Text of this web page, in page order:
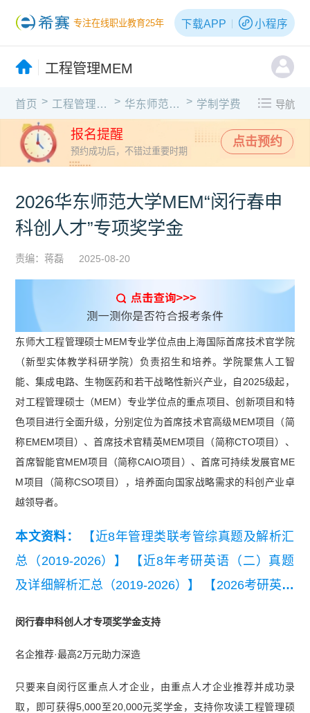
专注在线职业教育25年 下载APP 小程序
工程管理MEM
首页 > 工程管理MEM > 华东师范大学 > 学制学费 导航
报名提醒
预约成功后，不错过重要时期
点击预约
2026华东师范大学MEM“闵行春申
科创人才”专项奖学金
责编：蒋磊 2025-08-20
东师大工程管理硕士MEM专业学位点由上海国际首席技术官学院
（新型实体教学科研学院）负责招生和培养。学院聚焦人工智
能、集成电路、生物医药和若干战略性新兴产业，自2025级起，
对工程管理硕士（MEM）专业学位点的重点项目、创新项目和特
色项目进行全面升级，分别定位为首席技术官高级MEM项目（简
称EMEM项目）、首席技术官精英MEM项目（简称CTO项目）、
首席智能官MEM项目（简称CAIO项目）、首席可持续发展官ME
M项目（简称CSO项目），培养面向国家战略需求的科创产业卓
越领导者。
本文资料：
【近8年管理类联考管综真题及解析汇
总（2019-2026）】
【近8年考研英语（二）真题
及详细解析汇总（2019-2026）】
【2026考研英语
闵行春申科创人才专项奖学金支持
名企推荐·最高2万元助力深造
只要来自闵行区重点人才企业，由重点人才企业推荐并成功录
取，即可获得5,000至20,000元奖学金，支持你攻读工程管理硕